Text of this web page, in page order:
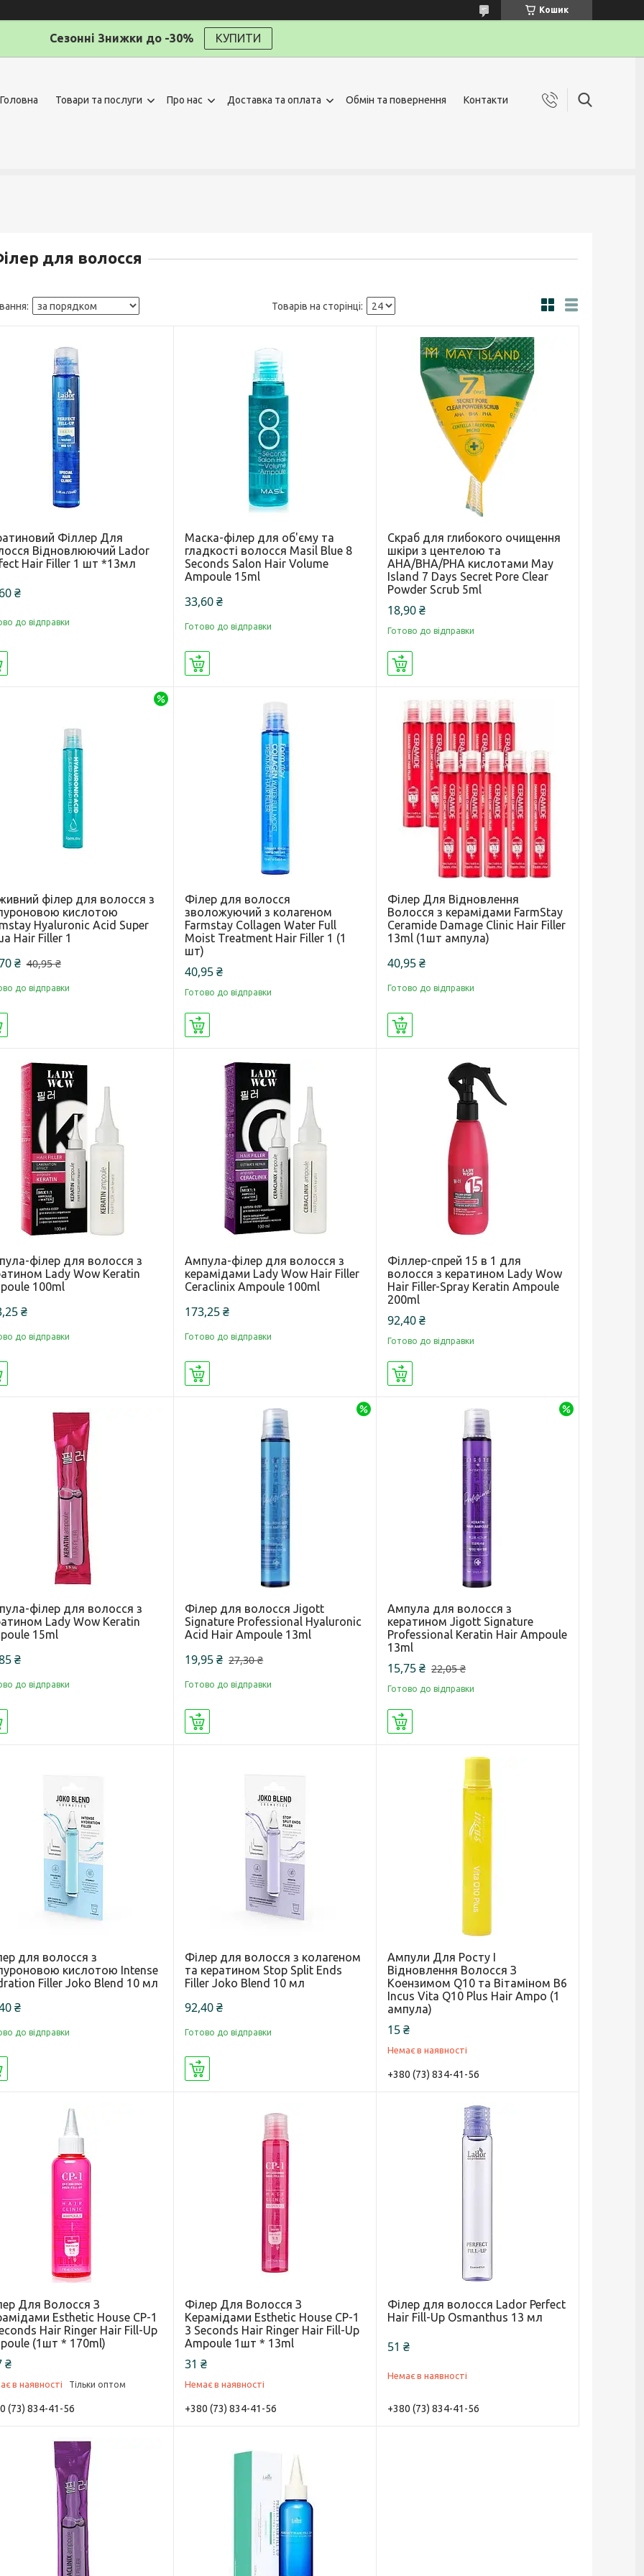
Кошик
Сезонні Знижки до -30% КУПИТИ
Головна Товари та послуги Про нас Доставка та оплата Обмін та повернення Контакти
для волосся
Філлер Для
Відновлюючий Lador
Hair Filler 1 шт *13мл
₴
до відправки
Маска-філер для об'єму та
гладкості волосся Masil Blue 8
Seconds Salon Hair Volume
Ampoule 15ml
33,60 ₴
Готово до відправки
Скраб для глибокого очищення
шкіри з центелою та
AHA/BHA/PHA кислотами May
Island 7 Days Secret Pore Clear
Powder Scrub 5ml
18,90 ₴
Готово до відправки
філер для волосся з
кислотою
Hyaluronic Acid Super
Hair Filler 1
₴ 40,95 ₴
до відправки
Філер для волосся
зволожуючий з колагеном
Farmstay Collagen Water Full
Moist Treatment Hair Filler 1 (1
шт)
40,95 ₴
Готово до відправки
Філер Для Відновлення
Волосся з керамідами FarmStay
Ceramide Damage Clinic Hair Filler
13ml (1шт ампула)
40,95 ₴
Готово до відправки
філер для волосся з
Lady Wow Keratin
100ml
₴
до відправки
Ампула-філер для волосся з
керамідами Lady Wow Hair Filler
Ceraclinix Ampoule 100ml
173,25 ₴
Готово до відправки
Філлер-спрей 15 в 1 для
волосся з кератином Lady Wow
Hair Filler-Spray Keratin Ampoule
200ml
92,40 ₴
Готово до відправки
філер для волосся з
Lady Wow Keratin
15ml
₴
до відправки
Філер для волосся Jigott
Signature Professional Hyaluronic
Acid Hair Ampoule 13ml
19,95 ₴ 27,30 ₴
Готово до відправки
Ампула для волосся з
кератином Jigott Signature
Professional Keratin Hair Ampoule
13ml
15,75 ₴ 22,05 ₴
Готово до відправки
для волосся з
кислотою Intense
Filler Joko Blend 10 мл
₴
до відправки
Філер для волосся з колагеном
та кератином Stop Split Ends
Filler Joko Blend 10 мл
92,40 ₴
Готово до відправки
Ампули Для Росту І
Відновлення Волосся З
Коензимом Q10 та Вітаміном B6
Incus Vita Q10 Plus Hair Аmpo (1
ампула)
15 ₴
Немає в наявності
+380 (73) 834-41-56
Для Волосся З
Esthetic House CP-1
Hair Ringer Hair Fill-Up
(1шт * 170ml)
₴
в наявності Тільки оптом
(73) 834-41-56
Філер Для Волосся З
Керамідами Esthetic House CP-1
3 Seconds Hair Ringer Hair Fill-Up
Ampoule 1шт * 13ml
31 ₴
Немає в наявності
+380 (73) 834-41-56
Філер для волосся Lador Perfect
Hair Fill-Up Osmanthus 13 мл
51 ₴
Немає в наявності
+380 (73) 834-41-56